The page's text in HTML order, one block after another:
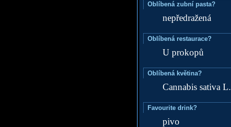
Oblíbená zubní pasta?
nepředražená
Oblíbená restaurace?
U prokopů
Oblíbená květina?
Cannabis sativa L.
Favourite drink?
pivo